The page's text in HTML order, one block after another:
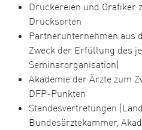
Druckereien und Grafiker
Drucksorten
Partnerunternehmen aus
Zweck der Erfüllung des
Seminarorganisation)
Akademie der Ärzte zum
DFP-Punkten
Standesvertretungen
Bundesärztekammer,